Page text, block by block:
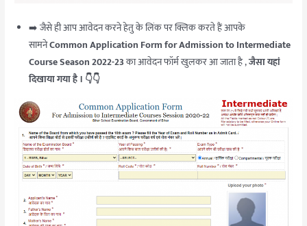
➡️ जैसे ही आप आवेदन करने हेतु के लिंक पर क्लिक करते हैं आपके
सामनेCommon Application Form for Admission to Intermediate
Course Season 2022-23का आवेदन फॉर्म खुलकर आ जाता है ,जैसा यहां
दिखाया गया है । 👇👇